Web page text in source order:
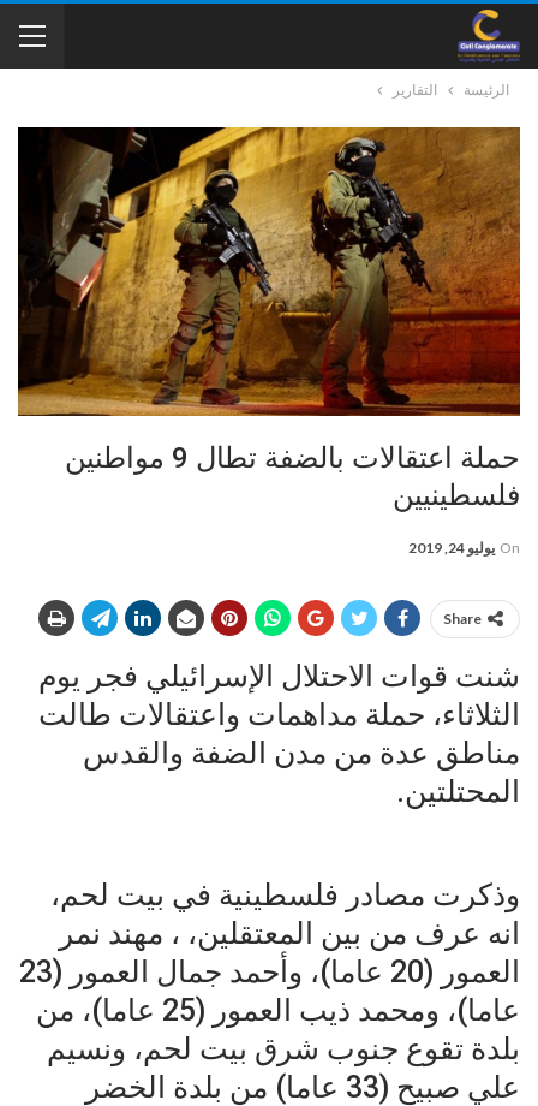
الرئيسة التقارير
حملة اعتقالات بالضفة تطال 9 مواطنين
فلسطينيين
On يوليو 24, 2019
Share
شنت قوات الاحتلال الإسرائيلي فجر يوم
الثلاثاء، حملة مداهمات واعتقالات طالت
مناطق عدة من مدن الضفة والقدس
المحتلتين.
وذكرت مصادر فلسطينية في بيت لحم،
انه عرف من بين المعتقلين، ، مهند نمر
العمور (20 عاما)، وأحمد جمال العمور (23
عاما)، ومحمد ذيب العمور (25 عاما)، من
بلدة تقوع جنوب شرق بيت لحم، ونسيم
علي صبيح (33 عاما) من بلدة الخضر